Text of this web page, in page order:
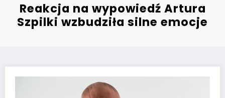
Reakcja na wypowiedź Artura
Szpilki wzbudziła silne emocje